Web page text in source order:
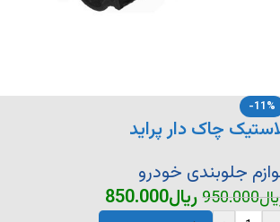
-11%
چاک دار پراید
جلوبندی خودرو
950.000ریال850.000